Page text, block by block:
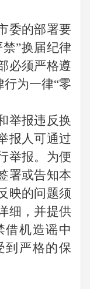
委的部署要
禁”换届纪律
必须严格遵
行为一律“零
报违反换
报人可通过
举报。为便
署或告知本
映的问题须
细，并提供
借机造谣中
到严格的保